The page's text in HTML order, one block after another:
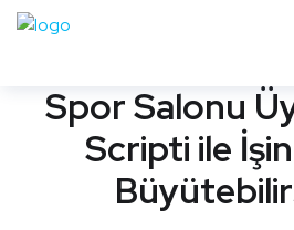
Spor Salonu
Scripti ile